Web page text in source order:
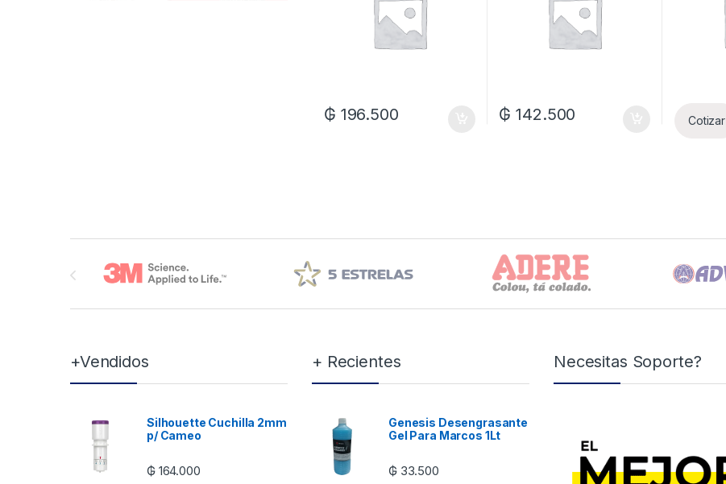
₲ 196.500 ₲142.500 Cotizar
+Vendidos
Silhouette Cuchilla 2mm
p/ Cameo
₲ 164.000
+ Recientes
Genesis Desengrasante
Gel Para Marcos 1Lt
₲ 33.500
Necesitas Soporte?